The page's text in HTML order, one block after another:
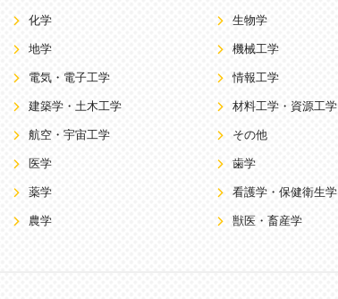
化学 生物学
地学 機械工学
電気・電子工学 情報工学
建築学・土木工学 材料工学・資源工学
航空・宇宙工学 その他
医学 歯学
薬学 看護学・保健衛生学
農学 獣医・畜産学